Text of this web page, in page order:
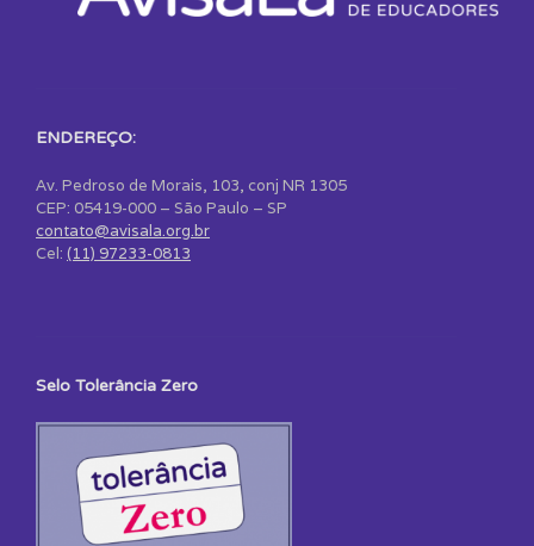
ENDEREÇO:
Av. Pedroso de Morais, 103, conj NR 1305
CEP: 05419-000 – São Paulo – SP
contato@avisala.org.br
Cel: (11) 97233-0813
Selo Tolerância Zero